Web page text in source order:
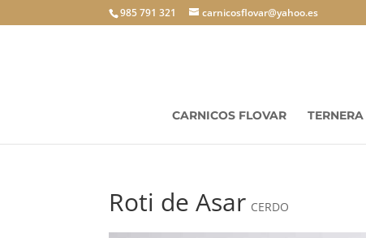
985 791 321 carnicosflovar@yahoo.es
CARNICOS FLOVAR TERNERA
Roti de Asar CERDO